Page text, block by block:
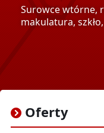
Surowce wtórne,
makulatura,
Oferty